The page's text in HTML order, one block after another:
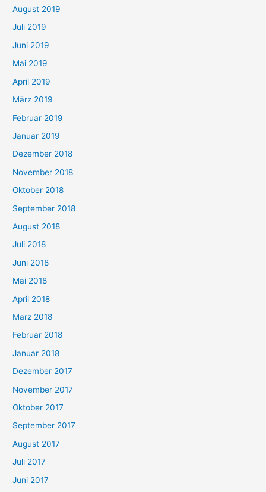
August 2019
Juli 2019
Juni 2019
Mai 2019
April 2019
März 2019
Februar 2019
Januar 2019
Dezember 2018
November 2018
Oktober 2018
September 2018
August 2018
Juli 2018
Juni 2018
Mai 2018
April 2018
März 2018
Februar 2018
Januar 2018
Dezember 2017
November 2017
Oktober 2017
September 2017
August 2017
Juli 2017
Juni 2017